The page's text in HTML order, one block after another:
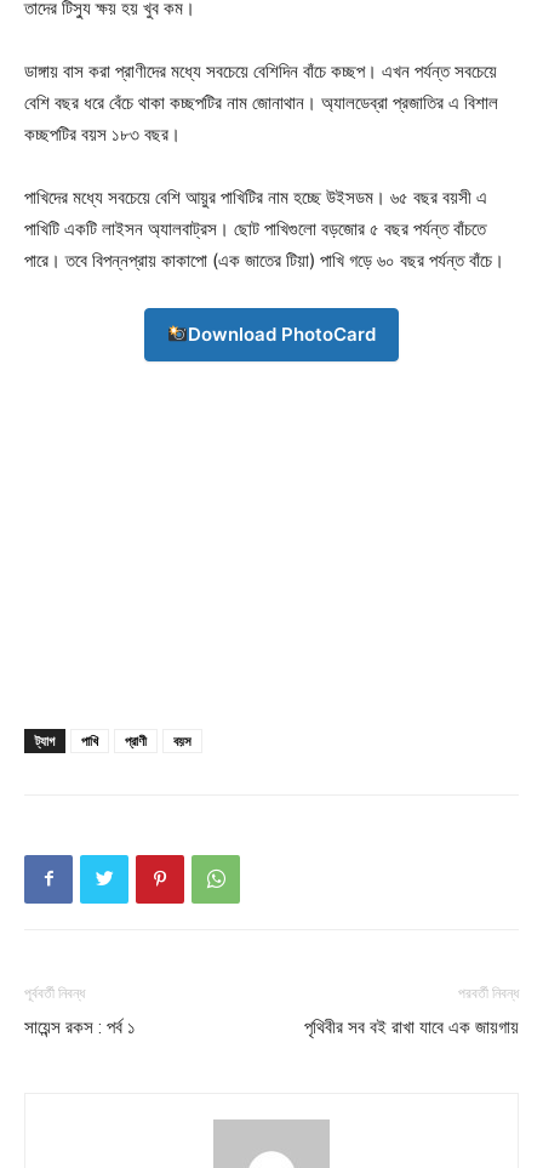
Contact us
Download PhotoCard
তাদের টিস্যু ক্ষয় হয় খুব কম।
ডাঙ্গায় বাস করা প্রাণীদের মধ্যে সবচেয়ে বেশিদিন বাঁচে কচ্ছপ। এখন পর্যন্ত সবচেয়ে
বেশি বছর ধরে বেঁচে থাকা কচ্ছপটির নাম জোনাথান। অ্যালডেব্রা প্রজাতির এ বিশাল
কচ্ছপটির বয়স ১৮৩ বছর।
পাখিদের মধ্যে সবচেয়ে বেশি আয়ুর পাখিটির নাম হচ্ছে উইসডম। ৬৫ বছর বয়সী এ
পাখিটি একটি লাইসন অ্যালবাট্রস। ছোট পাখিগুলো বড়জোর ৫ বছর পর্যন্ত বাঁচতে
পারে। তবে বিপন্নপ্রায় কাকাপো (এক জাতের টিয়া) পাখি গড়ে ৬০ বছর পর্যন্ত বাঁচে।
Download PhotoCard
ট্যাগ পাখি প্রাণী বয়স
পূর্ববর্তী নিবন্ধ
সায়েন্স রকস : পর্ব ১
পরবর্তী নিবন্ধ
পৃথিবীর সব বই রাখা যাবে এক জায়গায়